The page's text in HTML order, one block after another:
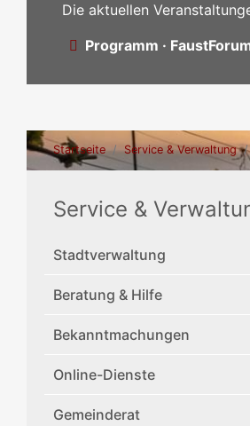
Die aktuellen
Programm ·
Startseite Service & Verwaltung
Service &
Stadtverwaltung
Beratung & Hilfe
Bekanntmachungen
Online-Dienste
Gemeinderat